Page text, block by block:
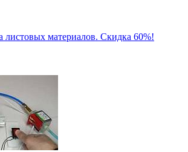
листовых материалов. Скидка 60%!